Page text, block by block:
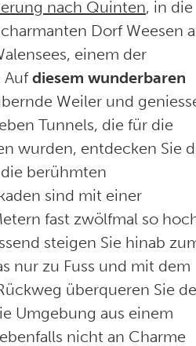
nach Quinten, in die
Dorf Weesen
einem der
Aufdiesem wunderbaren
Weiler und
Tunnels, die für die
wurden, entdecken Sie
berühmten
sind mit einer
fast zwölfmal so
steigen Sie hinab
nur zu Fuss und mit dem
überqueren Sie
Umgebung aus einem
nicht an Charme